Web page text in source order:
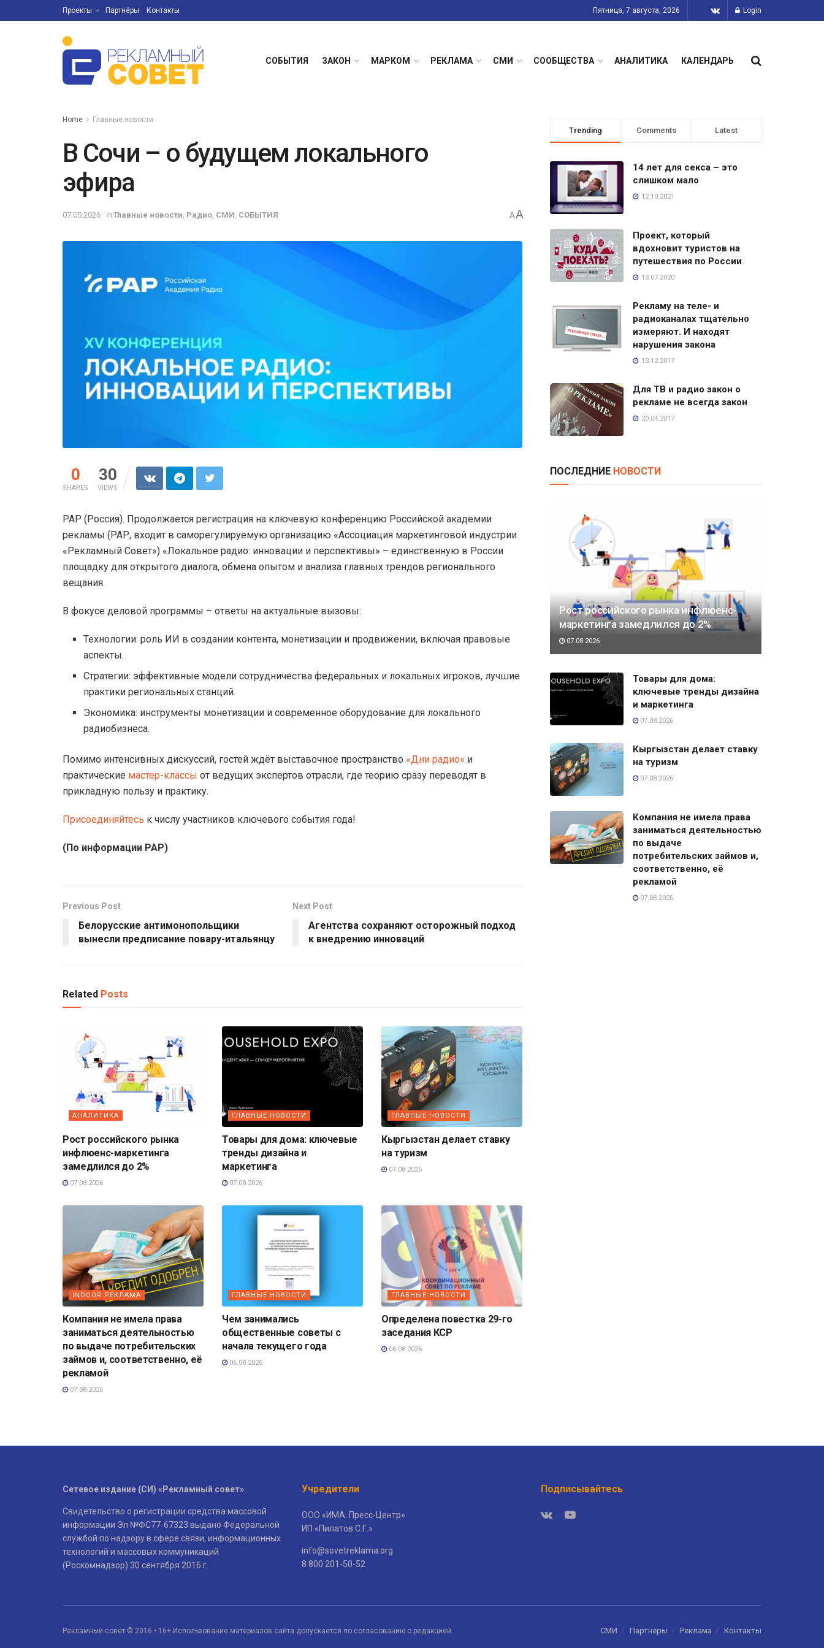
Проекты Партнёры Контакты Пятница, 7 августа, 2026 Login
СОБЫТИЯ ЗАКОН МАРКОМ РЕКЛАМА СМИ СООБЩЕСТВА АНАЛИТИКА КАЛЕНДАРЬ
Home Главные новости
В Сочи – о будущем локального
эфира
07.05.2026 in Главные новости Радио СМИ СОБЫТИЯ AA
0
SHARES
30
VIEWS
РАР (Россия). Продолжается регистрация на ключевую конференцию Российской академии
рекламы (РАР, входит в саморегулируемую организацию «Ассоциация маркетинговой индустрии
«Рекламный Совет») «Локальное радио: инновации и перспективы» – единственную в России
площадку для открытого диалога, обмена опытом и анализа главных трендов регионального
вещания.
В фокусе деловой программы – ответы на актуальные вызовы:
Технологии: роль ИИ в создании контента, монетизации и продвижении, включая правовые
аспекты.
Стратегии: эффективные модели сотрудничества федеральных и локальных игроков, лучшие
практики региональных станций.
Экономика: инструменты монетизации и современное оборудование для локального
радиобизнеса.
Помимо интенсивных дискуссий, гостей ждёт выставочное пространство «Дни радио» и
практические мастер-классы от ведущих экспертов отрасли, где теорию сразу переводят в
прикладную пользу и практику.
Присоединяйтесь к числу участников ключевого события года!
(По информации РАР)
Previous Post
Белорусские антимонопольщики
вынесли предписание повару-итальянцу
Next Post
Агентства сохраняют осторожный подход
к внедрению инноваций
Related Posts
АНАЛИТИКА
Рост российского рынка
инфлюенс-маркетинга
замедлился до 2%
07.08.2026
ГЛАВНЫЕ НОВОСТИ
Товары для дома: ключевые
тренды дизайна и
маркетинга
07.08.2026
ГЛАВНЫЕ НОВОСТИ
Кыргызстан делает ставку
на туризм
07.08.2026
INDOOR РЕКЛАМА
Компания не имела права
заниматься деятельностью
по выдаче потребительских
займов и, соответственно, её
рекламой
07.08.2026
ГЛАВНЫЕ НОВОСТИ
Чем занимались
общественные советы с
начала текущего года
06.08.2026
ГЛАВНЫЕ НОВОСТИ
Определена повестка 29-го
заседания КСР
06.08.2026
Trending Comments Latest
14 лет для секса – это
слишком мало
12.10.2021
Проект, который
вдохновит туристов на
путешествия по России
13.07.2020
Рекламу на теле- и
радиоканалах тщательно
измеряют. И находят
нарушения закона
13.12.2017
Для ТВ и радио закон о
рекламе не всегда закон
20.04.2017
ПОСЛЕДНИЕ НОВОСТИ
Рост российского рынка инфлюенс-
маркетинга замедлился до 2%
07.08.2026
Товары для дома:
ключевые тренды дизайна
и маркетинга
07.08.2026
Кыргызстан делает ставку
на туризм
07.08.2026
Компания не имела права
заниматься деятельностью
по выдаче
потребительских займов и,
соответственно, её
рекламой
07.08.2026
Сетевое издание (СИ) «Рекламный совет»
Свидетельство о регистрации средства массовой
информации Эл №ФС77-67323 выдано Федеральной
службой по надзору в сфере связи, информационных
технологий и массовых коммуникаций
(Роскомнадзор) 30 сентября 2016 г.
Учредители
ООО «ИМА. Пресс-Центр»
ИП «Пилатов С.Г.»
info@sovetreklama.org
8 800 201-50-52
Подписывайтесь
СМИ Партнеры Реклама Контакты
Рекламный совет © 2016 • 16+ Использование материалов сайта допускается по согласованию с редакцией.